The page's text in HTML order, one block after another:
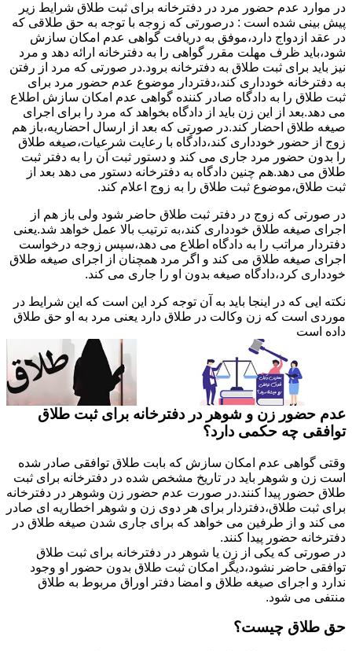
در موارد عدم حضور مرد در دفترخانه برای ثبت طلاق شرایط زیر
پیش بینی شده است : درصورتی که زوجه با توجه به حق طلاقی که
در عقد ازدواج دارد،موفق به دریافت گواهی عدم امکان سازش
شود،باید ظرف مهلت مقرر گواهی را به دفترخانه ارائه دهد و مرد
نیز باید برای ثبت طلاق به دفترخانه برود.در صورتی که مرد از رفتن
به دفترخانه خودداری کند،دفتردار موضوع عدم حضور مرد برای
ثبت طلاق را به دادگاه صادر کننده گواهی عدم امکان سازش اطلاع
می دهد.بعد از این زن باید از دادگاه بخواهد که مرد را برای اجرای
صیغه طلاق احضار کند.در صورتی که بعد از ارسال احضاریه،باز هم
زوج از حضور خودداری کند،دادگاه با رعایت شرعیات،صیغه طلاق
را بدون حضور مرد جاری می کند و دستور ثبت آن را به دفتر ثبت
طلاق می دهد.هم چنین دادگاه به دفترخانه دستور می دهد بعد از
ثبت طلاق،موضوع ثبت طلاق را به زوج اعلام کند.
در صورتی که زوج در دفتر ثبت طلاق حاضر شود ولی باز هم از
اجرای صیغه طلاق خودداری کند،به ترتیب بالا عمل خواهد شد.یعنی
دفتردار مراتب را به دادگاه اطلاع می دهد،سپس زوجه درخواست
اجرای صیغه طلاق می کند و اگر مرد همچنان از اجرای صیغه طلاق
خودداری کرد،دادگاه صیغه بدون او را جاری می کند.
نکته ایی که در اینجا باید به آن توجه کرد این است که این شرایط در
موردی است که زن وکالت در طلاق دارد یعنی مرد به او حق طلاق
داده است
عدم حضور زن و شوهر در دفترخانه برای ثبت طلاق
توافقی چه حکمی دارد؟
وقتی گواهی عدم امکان سازش که بابت طلاق توافقی صادر شده
است زن و شوهر باید در تاریخ مشخص شده در دفترخانه برای ثبت
طلاق حضور پیدا کنند.در صورت عدم حضور زن وشوهر در دفترخانه
برای ثبت طلاق،دفتردار برای هر دوی زن و شوهر اخطاریه ای صادر
می کند و از طرفین می خواهد که برای جاری شدن صیغه طلاق در
دفترخانه حضور پیدا کنند.
در صورتی که یکی از زن یا شوهر در دفترخانه برای ثبت طلاق
توافقی حاضر نشود،دیگر امکان ثبت طلاق بدون حضور او وجود
ندارد و اجرای صیغه طلاق و امضا دفتر اوراق مربوط به طلاق
منتفی می شود.
حق طلاق چیست؟